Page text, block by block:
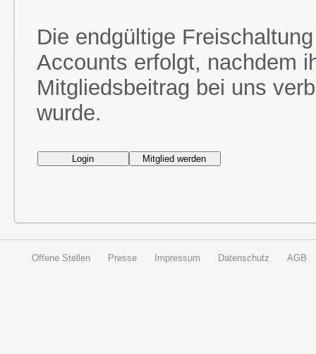
Die endgültige
Accounts erfolgt, nachdem
Mitgliedsbeitrag bei uns
wurde.
Offene Stellen Presse Impressum Datenschutz AGB